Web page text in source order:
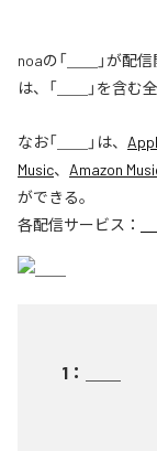
noaの「＿＿」が配
は、「＿＿」を含む
なお「 」は、
Music、 Amazon
ができる。
各配信サービス：
1 ：